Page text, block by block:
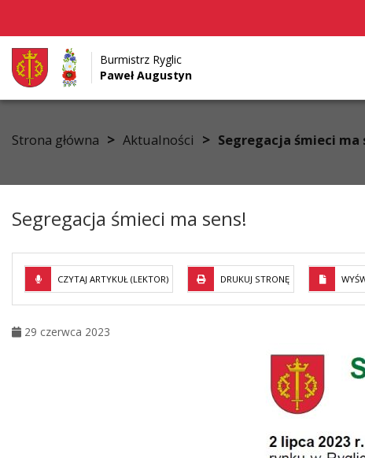
Przejdź do menu
Przejdź do głównej treści strony
Przejdź do stopki strony
Burmistrz Ryglic
Paweł Augustyn
Strona główna > Aktualności > Segregacja śmieci ma
Segregacja śmieci ma sens!
CZYTAJ ARTYKUŁ (LEKTOR) DRUKUJ STRONĘ
29 czerwca 2023